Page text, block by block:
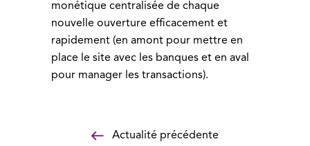
monétique centralisée de chaque
nouvelle ouverture efficacement et
rapidement (en amont pour mettre en
place le site avec les banques et en aval
pour manager les transactions).
Actualité précédente